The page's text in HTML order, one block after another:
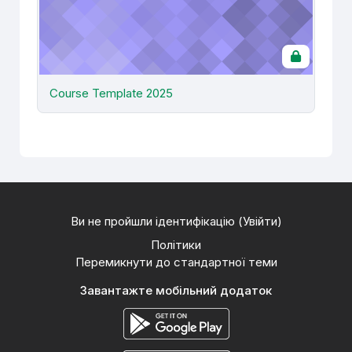
Course Template 2025
Ви не пройшли ідентифікацію (Увійти)
Політики
Перемикнути до стандартної теми
Завантажте мобільний додаток